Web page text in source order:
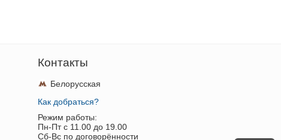
Контакты
Белорусская
Как добраться?
Режим работы:
Пн-Пт c 11.00 до 19.00
Сб-Вс по договорённости